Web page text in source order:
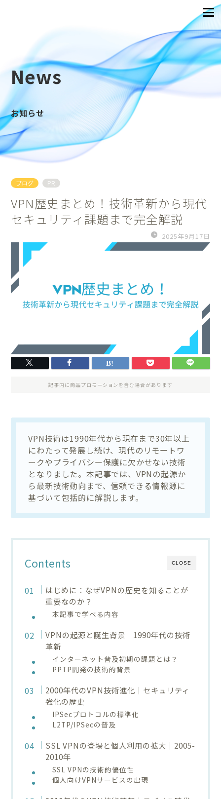
News
お知らせ
ブログ PR
VPN歴史まとめ！技術革新から現代
セキュリティ課題まで完全解説
2025年9月17日
記事内に商品プロモーションを含む場合があります
VPN技術は1990年代から現在まで30年以上
にわたって発展し続け、現代のリモートワ
ークやプライバシー保護に欠かせない技術
となりました。本記事では、VPNの起源か
ら最新技術動向まで、信頼できる情報源に
基づいて包括的に解説します。
CLOSE
Contents
はじめに：なぜVPNの歴史を知ることが
重要なのか？
本記事で学べる内容
VPNの起源と誕生背景｜1990年代の技術
革新
インターネット普及初期の課題とは？
PPTP開発の技術的背景
2000年代のVPN技術進化｜セキュリティ
強化の歴史
IPSecプロトコルの標準化
L2TP/IPSecの普及
SSL VPNの登場と個人利用の拡大｜2005-
2010年
SSL VPNの技術的優位性
個人向けVPNサービスの出現